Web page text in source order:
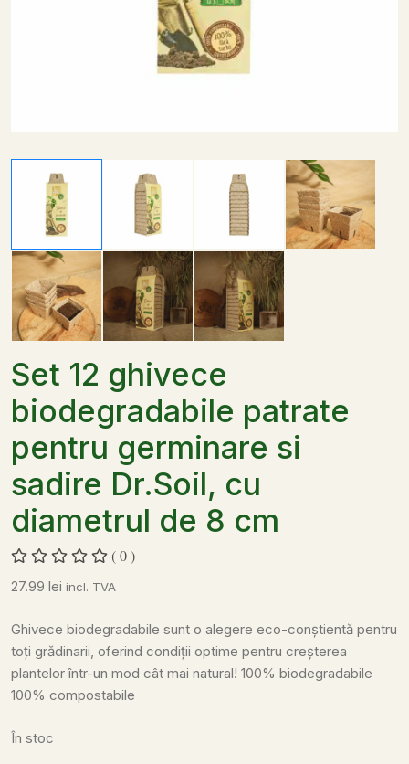
Set 12 ghivece
biodegradabile patrate
pentru germinare si
sadire Dr.Soil, cu
diametrul de 8 cm
( 0 )
27.99 lei incl. TVA
Ghivece biodegradabile sunt o alegere eco-conștientă pentru
toți grădinarii, oferind condiții optime pentru creșterea
plantelor într-un mod cât mai natural! 100% biodegradabile
100% compostabile
În stoc